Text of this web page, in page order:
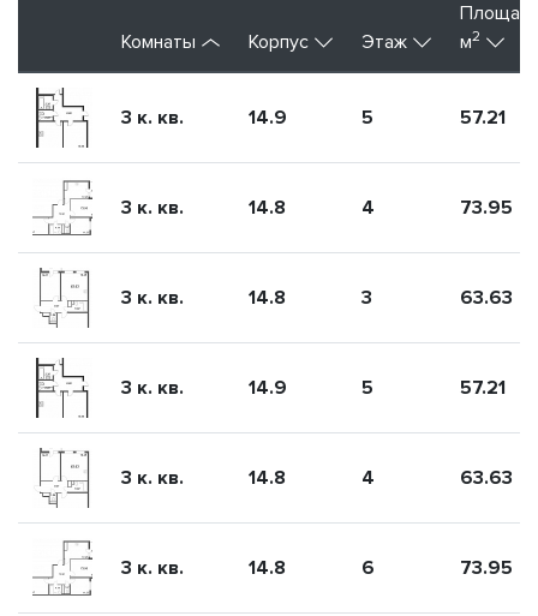
Комнаты Корпус Этаж
м2
3 к. кв. 14.9 5 57.21
3 к. кв. 14.8 4 73.95
3 к. кв. 14.8 3 63.63
3 к. кв. 14.9 5 57.21
3 к. кв. 14.8 4 63.63
3 к. кв. 14.8 6 73.95